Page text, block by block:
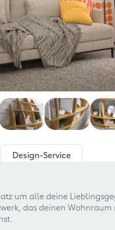
Design-Service
um alle deine
das deinen